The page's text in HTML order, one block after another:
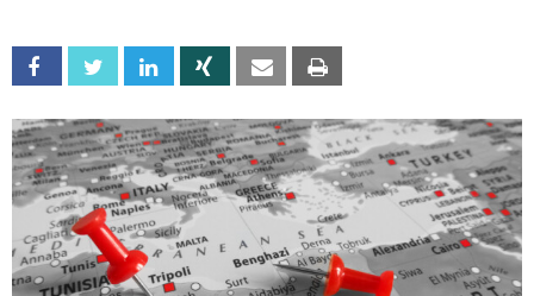
Facebook Twitter Linkedin Xing Email